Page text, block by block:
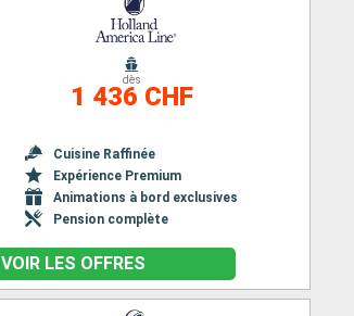
dès
1 436 CHF
Cuisine Raffinée
Expérience Premium
Animations à bord exclusives
Pension complète
VOIR LES OFFRES